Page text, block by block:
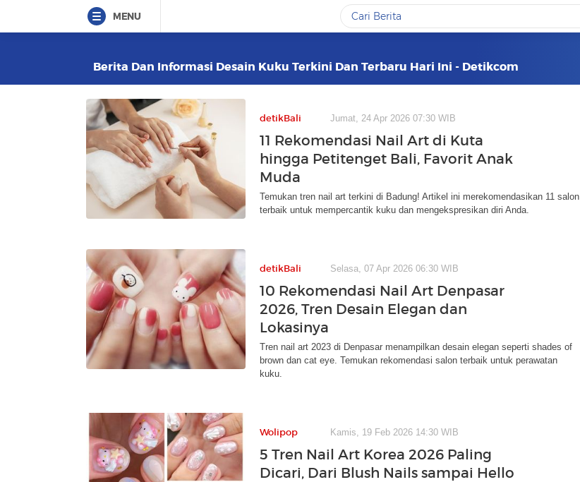
MENU
Berita Dan Informasi Desain Kuku Terkini Dan Terbaru Hari Ini - Detikcom
detikBali Jumat, 24 Apr 2026 07:30 WIB
11 Rekomendasi Nail Art di Kuta
hingga Petitenget Bali, Favorit Anak
Muda
Temukan tren nail art terkini di Badung! Artikel ini merekomendasikan 11 salon
terbaik untuk mempercantik kuku dan mengekspresikan diri Anda.
detikBali Selasa, 07 Apr 2026 06:30 WIB
10 Rekomendasi Nail Art Denpasar
2026, Tren Desain Elegan dan
Lokasinya
Tren nail art 2023 di Denpasar menampilkan desain elegan seperti shades of
brown dan cat eye. Temukan rekomendasi salon terbaik untuk perawatan
kuku.
Wolipop Kamis, 19 Feb 2026 14:30 WIB
5 Tren Nail Art Korea 2026 Paling
Dicari, Dari Blush Nails sampai Hello